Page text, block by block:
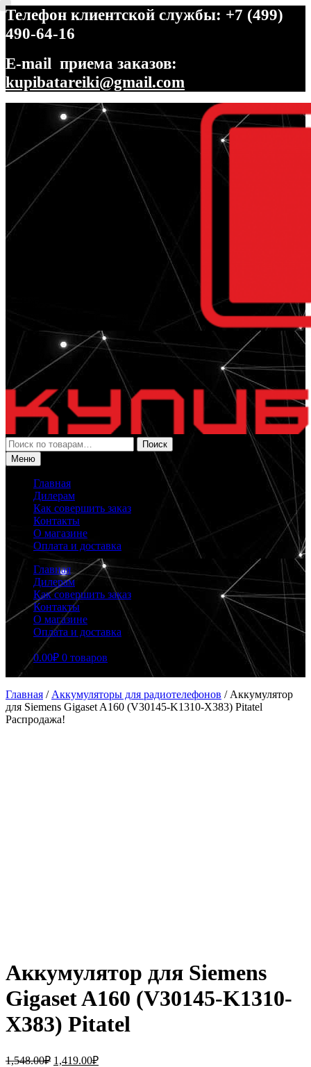
Телефон клиентской службы: +7 (499)
490-64-16
E-mail приема заказов:
kupibatareiki@gmail.com
Перейти
навигации
Перейти
содержимому
Искать:
Поиск
Меню
Главная
Дилерам
Как совершить заказ
Контакты
О магазине
Оплата и доставка
Главная
Дилерам
Как совершить заказ
Контакты
О магазине
Оплата и доставка
0.00₽ 0 товаров
Главная / Аккумуляторы для радиотелефонов / Аккумулятор
для Siemens Gigaset A160 (V30145-K1310-X383) Pitatel
Распродажа!
Аккумулятор для Siemens
Gigaset A160 (V30145-K1310-
X383) Pitatel
1,548.00₽ Первоначальная
1,419.00₽Текущая